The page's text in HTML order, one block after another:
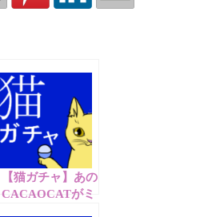
【猫ガチャ】あの
CACAOCATがミ